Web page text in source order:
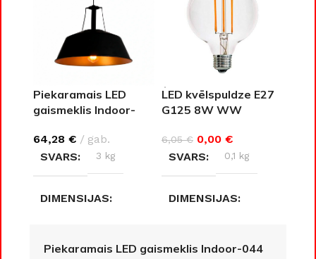
Piekaramais LED
gaismeklis Indoor-
64,28 €
gab.
SVARS
3 kg
DIMENSIJAS
LED kvēlspuldze E27
G125 8W WW
6,05€ 0,00 €
SVARS
0,1 kg
DIMENSIJAS
Piekaramais LED gaismeklis Indoor-044